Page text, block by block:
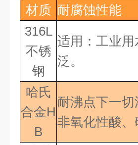
材质 耐腐蚀性能
316L
不锈
钢
适用：工业
泛。
哈氏
合金H
B
耐沸点下一
非氧化性酸